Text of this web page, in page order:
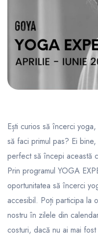
Ești curios să încerci
să faci primul pas? Ei
perfect să începi această
Prin programul YOGA
oportunitatea să încerci
accesibil. Poți participa la
nostru în zilele din
costuri, dacă nu ai mai